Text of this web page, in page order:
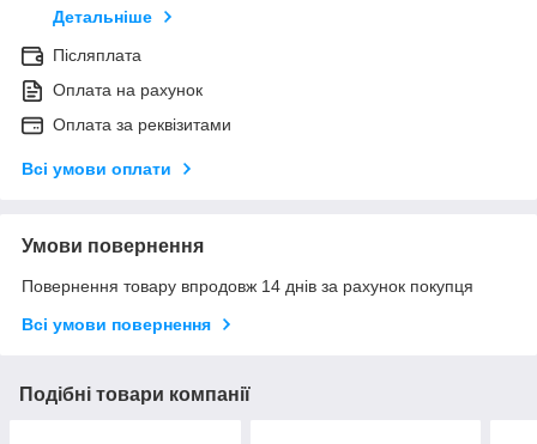
Детальніше
Післяплата
Оплата на рахунок
Оплата за реквізитами
Всі умови оплати
Умови повернення
Повернення товару впродовж 14 днів за рахунок покупця
Всі умови повернення
Подібні товари компанії